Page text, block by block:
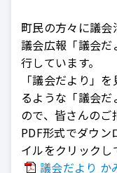
町民の方々に議
議会広報「議会
行しています。
「議会だより」
るような「議会
ので、皆さんのご
PDF形式でダウン
イルをクリックし
議会だより